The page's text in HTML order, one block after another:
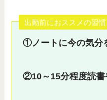
出勤前におススメの習慣
①ノートに今の気分
②10～15分程度読書